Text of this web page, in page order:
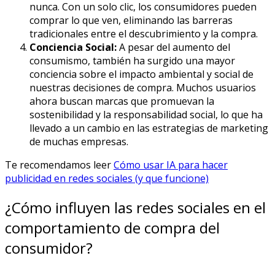
nunca. Con un solo clic, los consumidores pueden
comprar lo que ven, eliminando las barreras
tradicionales entre el descubrimiento y la compra.
Conciencia Social:A pesar del aumento del
consumismo, también ha surgido una mayor
conciencia sobre el impacto ambiental y social de
nuestras decisiones de compra. Muchos usuarios
ahora buscan marcas que promuevan la
sostenibilidad y la responsabilidad social, lo que ha
llevado a un cambio en las estrategias de marketing
de muchas empresas.
Te recomendamos leerCómo usar IA para hacer
publicidad en redes sociales (y que funcione)
¿Cómo influyen las redes sociales en el
comportamiento de compra del
consumidor?